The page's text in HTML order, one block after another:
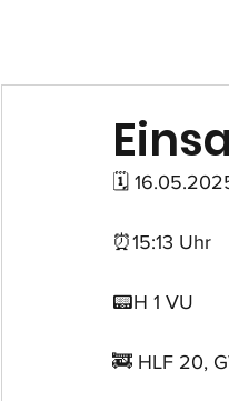
🗓
⏰15:13 Uhr
📟H 1 VU
🚒 HLF 20,